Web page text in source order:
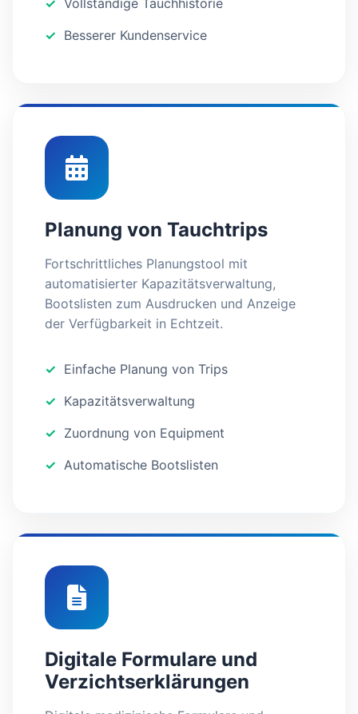
Besserer Kundenservice
Planung von Tauchtrips
Fortschrittliches Planungstool mit
automatisierter Kapazitätsverwaltung,
Bootslisten zum Ausdrucken und Anzeige
der Verfügbarkeit in Echtzeit.
Einfache Planung von Trips
Kapazitätsverwaltung
Zuordnung von Equipment
Automatische Bootslisten
Digitale Formulare und
Verzichtserklärungen